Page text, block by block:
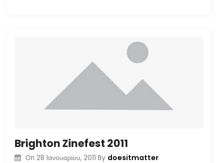
Brighton Zinefest 2011
On 28 Ιανουαρίου, 2011 By doesitmatter